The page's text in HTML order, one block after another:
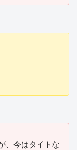
、今はタイトな